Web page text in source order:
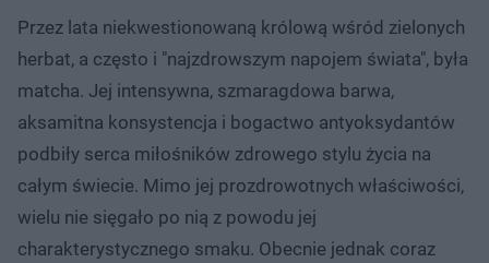
Przez lata niekwestionowaną królową wśród zielonych
herbat, a często i "najzdrowszym napojem świata", była
matcha. Jej intensywna, szmaragdowa barwa,
aksamitna konsystencja i bogactwo antyoksydantów
podbiły serca miłośników zdrowego stylu życia na
całym świecie. Mimo jej prozdrowotnych właściwości,
wielu nie sięgało po nią z powodu jej
charakterystycznego smaku. Obecnie jednak coraz